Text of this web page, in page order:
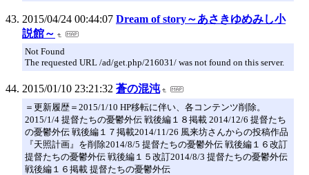
2015/04/24 00:44:07 Dream of story～あさきゆめみし小
説館～
Not Found
The requested URL /ad/get.php/216031/ was not found on this server.
2015/01/10 23:21:32 蒼の混沌
＝更新履歴＝2015/1/10 HP移転に伴い、各コンテンツ削除。
2015/1/4 提督たちの憂鬱外伝 戦後編１８掲載 2014/12/6 提督たち
の憂鬱外伝 戦後編１７掲載2014/11/26 風来坊さんからの投稿作品
『天照計画』を削除2014/8/5 提督たちの憂鬱外伝 戦後編１６改訂
提督たちの憂鬱外伝 戦後編１５改訂2014/8/3 提督たちの憂鬱外伝
戦後編１６掲載 提督たちの憂鬱外伝